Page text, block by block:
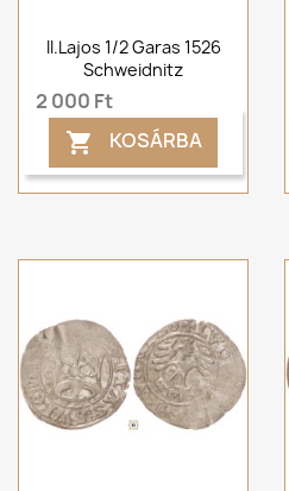
II.Lajos 1/2 Garas 1526
Schweidnitz
2 000 Ft
 KOSÁRBA